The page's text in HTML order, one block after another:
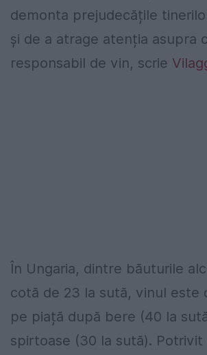
demonta prejudecățile
şi de a atrage atenția asupra
responsabil de vin, scrie
În Ungaria, dintre băuturile
cotă de 23 la sută, vinul este
pe piață după bere (40 la
spirtoase (30 la sută).